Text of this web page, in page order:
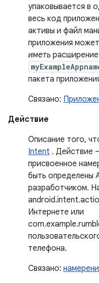
упаковывается в
весь код
активы и файл
приложения
иметь расширение
пакета
Связано:
Действие
Описание того,
Intent . Действие
присвоенное
быть определены
разработчиком.
Интернете или
телефона.
Связано: